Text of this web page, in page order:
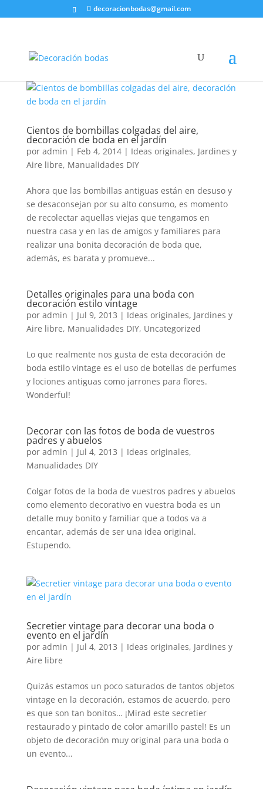
decoracionbodas@gmail.com
Cientos de bombillas colgadas del aire,
decoración de boda en el jardín
por admin | Feb 4, 2014| Ideas originales, Jardines y
Aire libre, Manualidades DIY
Ahora que las bombillas antiguas están en desuso y
se desaconsejan por su alto consumo, es momento
de recolectar aquellas viejas que tengamos en
nuestra casa y en las de amigos y familiares para
realizar una bonita decoración de boda que,
además, es barata y promueve...
Detalles originales para una boda con
decoración estilo vintage
por admin | Jul 9, 2013 | Ideas originales, Jardines y
Aire libre, Manualidades DIY, Uncategorized
Lo que realmente nos gusta de esta decoración de
boda estilo vintage es el uso de botellas de perfumes
y lociones antiguas como jarrones para flores.
Wonderful!
Decorar con las fotos de boda de vuestros
padres y abuelos
por admin | Jul 4, 2013 | Ideas originales,
Manualidades DIY
Colgar fotos de la boda de vuestros padres y abuelos
como elemento decorativo en vuestra boda es un
detalle muy bonito y familiar que a todos va a
encantar, además de ser una idea original.
Estupendo.
Secretier vintage para decorar una boda o
evento en el jardín
por admin | Jul 4, 2013 | Ideas originales, Jardines y
Aire libre
Quizás estamos un poco saturados de tantos objetos
vintage en la decoración, estamos de acuerdo, pero
es que son tan bonitos… ¡Mirad este secretier
restaurado y pintado de color amarillo pastel! Es un
objeto de decoración muy original para una boda o
un evento...